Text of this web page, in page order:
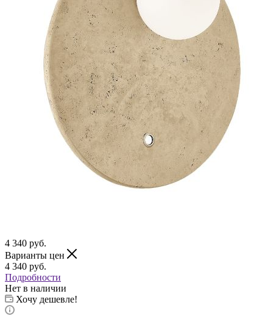
4 340 руб.
Варианты цен
4 340 руб.
Подробности
Нет в наличии
Хочу дешевле!